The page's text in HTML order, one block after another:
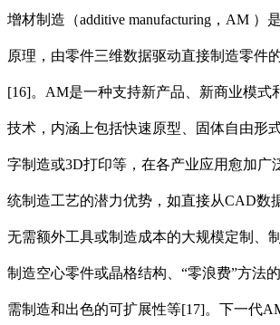
增材制造（additive manufacturing，AM ）
原理，由零件三维数据驱动直接制造零件
[16]。AM是一种支持新产品、新商业模式
技术，内涵上包括快速原型、固体自由形
字制造或3D打印等，在各产业应用愈加广
统制造工艺的潜力优势，如直接从CAD数
无需额外工具或制造成本的大规模定制、
制造空心零件或晶格结构、“零浪费”方法
需制造和出色的可扩展性等[17]。下一代